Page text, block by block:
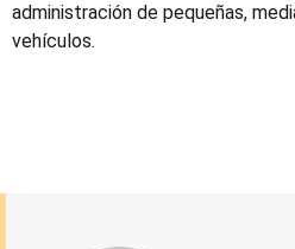
administración de pequeñas,
vehículos.